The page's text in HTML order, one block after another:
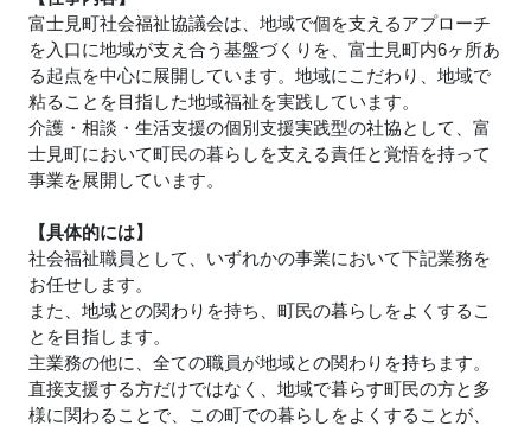
富士見町社会福祉協議会は、地域で個を支えるアプローチ
を入口に地域が支え合う基盤づくりを、富士見町内6ヶ所あ
る起点を中心に展開しています。地域にこだわり、地域で
粘ることを目指した地域福祉を実践しています。
介護・相談・生活支援の個別支援実践型の社協として、富
士見町において町民の暮らしを支える責任と覚悟を持って
事業を展開しています。
【具体的には】
社会福祉職員として、いずれかの事業において下記業務を
お任せします。
また、地域との関わりを持ち、町民の暮らしをよくするこ
とを目指します。
主業務の他に、全ての職員が地域との関わりを持ちます。
直接支援する方だけではなく、地域で暮らす町民の方と多
様に関わることで、この町での暮らしをよくすることが、